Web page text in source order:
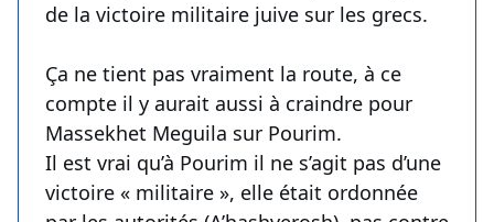
de la victoire militaire juive sur les grecs.
Ça ne tient pas vraiment la route, à ce
compte il y aurait aussi à craindre pour
Massekhet Meguila sur Pourim.
Il est vrai qu’à Pourim il ne s’agit pas d’une
victoire « militaire », elle était ordonnée